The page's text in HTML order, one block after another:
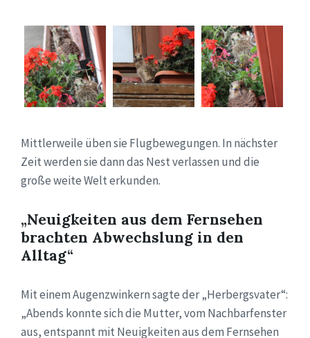
Mittlerweile üben sie Flugbewegungen. In nächster
Zeit werden sie dann das Nest verlassen und die
große weite Welt erkunden.
„Neuigkeiten aus dem Fernsehen
brachten Abwechslung in den
Alltag“
Mit einem Augenzwinkern sagte der „Herbergsvater“:
„Abends konnte sich die Mutter, vom Nachbarfenster
aus, entspannt mit Neuigkeiten aus dem Fernsehen